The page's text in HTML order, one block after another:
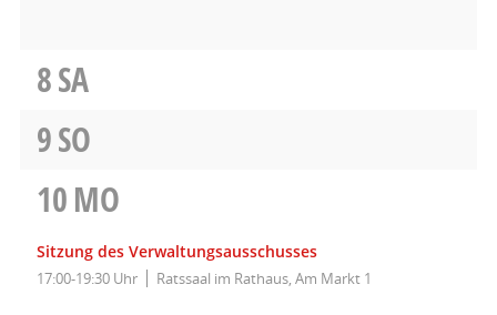
8SA
9SO
10MO
Sitzung des Verwaltungsausschusses
17:00-19:30 Uhr Ratssaal im Rathaus, Am Markt 1